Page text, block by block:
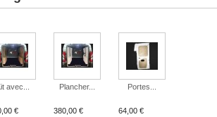
avec...
€
Plancher...
380,00 €
Portes...
64,00 €